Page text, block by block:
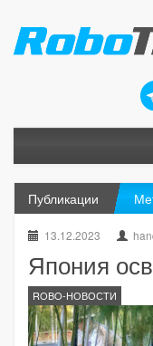
Публикации
13.12.2023
Япония
ROBO-НОВОСТИ